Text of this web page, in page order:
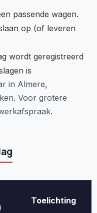
passende wagen.
op (of leveren
wordt geregistreerd
is
in Almere,
Voor grotere
Toelichting